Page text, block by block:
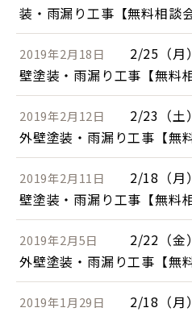
装・雨漏り工事【無料相談会
2019年2月18日
2/25（月
壁塗装・雨漏り工事【無料
2019年2月12日
2/23（土
外壁塗装・雨漏り工事【無
2019年2月11日
2/18（月
壁塗装・雨漏り工事【無料
2019年2月5日
2/22（金
外壁塗装・雨漏り工事【無
2019年1月29日
2/18（月